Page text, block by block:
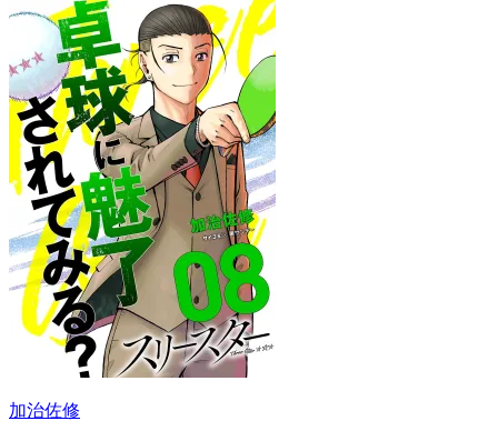
加治佐修